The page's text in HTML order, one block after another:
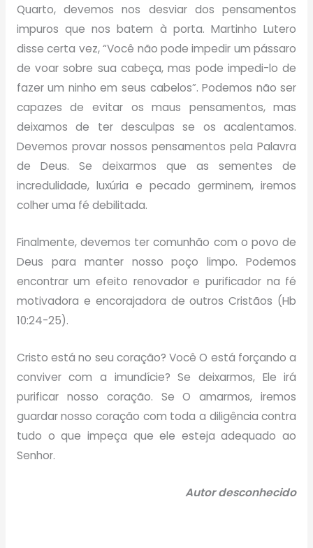
Quarto, devemos nos desviar dos pensamentos
impuros que nos batem à porta. Martinho Lutero
disse certa vez, “Você não pode impedir um pássaro
de voar sobre sua cabeça, mas pode impedi-lo de
fazer um ninho em seus cabelos”. Podemos não ser
capazes de evitar os maus pensamentos, mas
deixamos de ter desculpas se os acalentamos.
Devemos provar nossos pensamentos pela Palavra
de Deus. Se deixarmos que as sementes de
incredulidade, luxúria e pecado germinem, iremos
colher uma fé debilitada.
Finalmente, devemos ter comunhão com o povo de
Deus para manter nosso poço limpo. Podemos
encontrar um efeito renovador e purificador na fé
motivadora e encorajadora de outros Cristãos (Hb
10:24-25).
Cristo está no seu coração? Você O está forçando a
conviver com a imundície? Se deixarmos, Ele irá
purificar nosso coração. Se O amarmos, iremos
guardar nosso coração com toda a diligência contra
tudo o que impeça que ele esteja adequado ao
Senhor.
Autor desconhecido